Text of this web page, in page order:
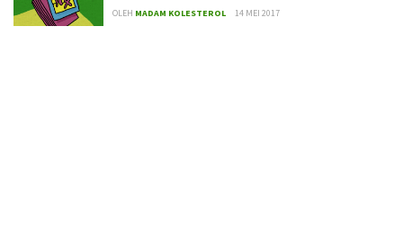
OLEH MADAM KOLESTEROL 14 MEI 2017